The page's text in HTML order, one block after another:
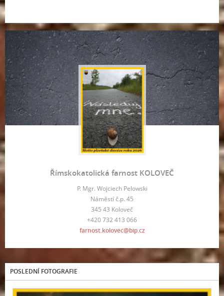
Římskokatolická farnost KOLOVEČ
P. Mgr. Wojciech Pelowski
Náměstí č.p. 45
345 43 Koloveč
+420 732 413 066
farnost.kolovec@bip.cz
POSLEDNÍ FOTOGRAFIE